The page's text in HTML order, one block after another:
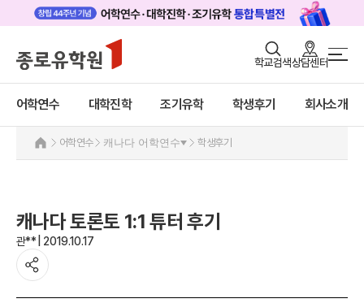
학교검색상담센터
어학연수 대학진학 조기유학 학생후기 회사소개
로그인 회원가입
어학연수
대학진학
조기/캠프
고객서비스
유학가이드
미국
캐나다
학생후기
뉴질랜드
어학연수 캐나다 어학연수 학생후기
캐나다 토론토 1:1 튜터 후기
관** | 2019.10.17